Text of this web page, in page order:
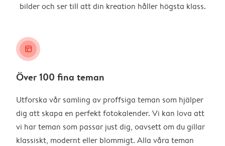
bilder och ser till att din kreation håller högsta klass.
layout_alt
Över 100 fina teman
Utforska vår samling av proffsiga teman som hjälper
dig att skapa en perfekt fotokalender. Vi kan lova att
vi har teman som passar just dig, oavsett om du gillar
klassiskt, modernt eller blommigt. Alla våra teman